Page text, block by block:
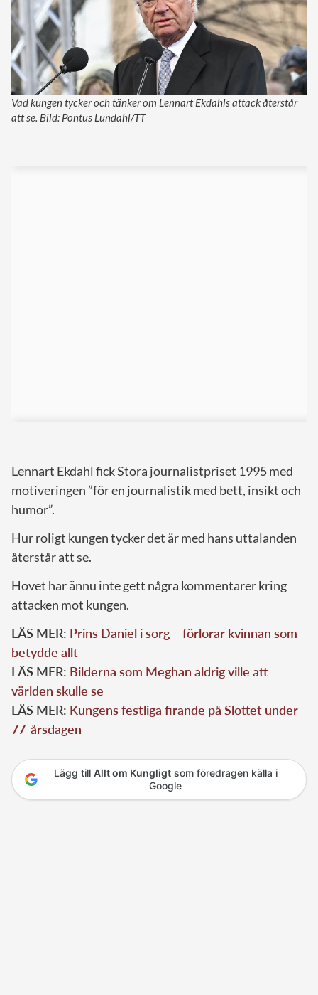
Vad kungen tycker och tänker om Lennart Ekdahls attack återstår
att se. Bild: Pontus Lundahl/TT
Lennart Ekdahl fick Stora journalistpriset 1995 med
motiveringen ”för en journalistik med bett, insikt och
humor”.
Hur roligt kungen tycker det är med hans uttalanden
återstår att se.
Hovet har ännu inte gett några kommentarer kring
attacken mot kungen.
LÄS MER: Prins Daniel i sorg – förlorar kvinnan som
betydde allt
LÄS MER: Bilderna som Meghan aldrig ville att
världen skulle se
LÄS MER: Kungens festliga firande på Slottet under
77-årsdagen
Lägg till Allt om Kungligtsom föredragen källa i
Google